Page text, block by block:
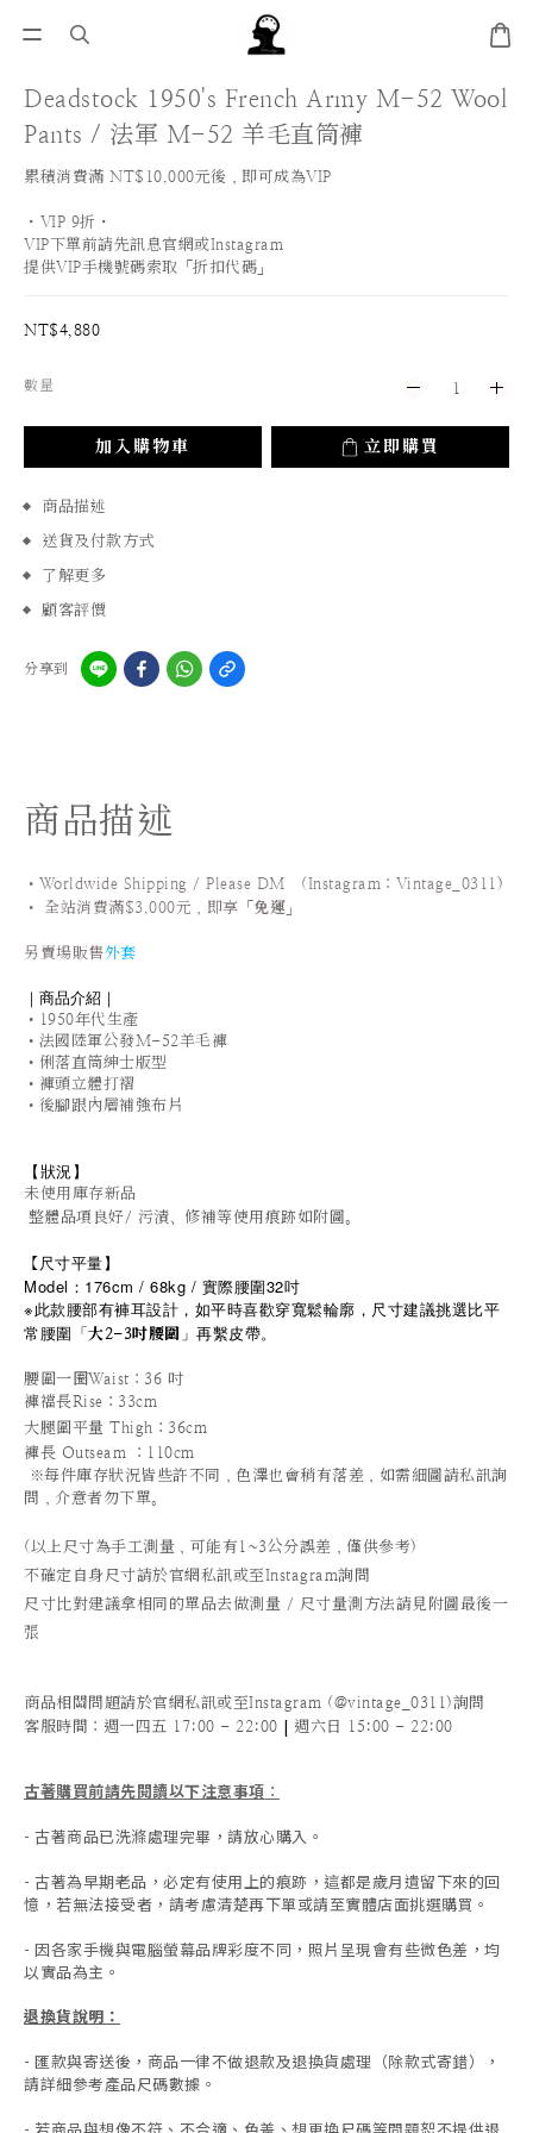
Deadstock 1950's French Army M-52 Wool
Pants / 法軍 M-52 羊毛直筒褲
累積消費滿 NT$10,000元後，即可成為VIP
・VIP 9折・
VIP下單前請先訊息官網或Instagram
提供VIP手機號碼索取「折扣代碼」
NT$4,880
數量
加入購物車 立即購買
商品描述
送貨及付款方式
了解更多
顧客評價
分享到
商品描述
•Worldwide Shipping / Please DM (Instagram：Vintage_0311 )
•
全站消費滿$3,000元，即享「 免運 」
另賣場販售外套
｜商品介紹｜
•1950年代生產
•法國陸軍公發M-52羊毛褲
•俐落直筒紳士版型
•褲頭立體打褶
•後腳跟內層補強布片
【狀況】
未使用庫存新品
整體品項良好/ 污漬、修補等使用痕跡如附圖。
【 尺寸平量】
Model：176cm / 68kg / 實際腰圍32吋
※此款腰部有褲耳設計，如平時喜歡穿寬鬆輪廓 ， 尺寸建議挑選比平
常腰圍「大2-3吋腰圍 」再繫皮帶。
腰圍一圈Waist：36 吋
褲襠長Rise ：33cm
大腿圍平量 Thigh：36cm
褲長 Outseam ：110cm
※每件庫存狀況皆些許不同 ， 色澤也會稍有落差，如需細圖請私訊詢
問，介意者勿下單。
(以上尺寸為手工測量，可能有1~3公分誤差，僅供參考)
不確定自身尺寸請於官網私訊或至Instagram詢問
尺寸比對建議拿相同的單品去做測量 / 尺寸量測方法請見附圖最後一
張
商品相關問題請於官網私訊或至Instagram (@vintage_0311)詢問
客服時間 ：週一四五 17:00 - 22:00 | 週六日 15:00 - 22:00
古著購買前請先閱讀以下注意事項 ：
- 古著商品已洗滌處理完畢，請放心購入。
- 古著為早期老品，必定有使用上的痕跡，這都是歲月遺留下來的回
憶，若無法接受者，請考慮清楚再下單或請至實體店面挑選購買。
- 因各家手機與電腦螢幕品牌彩度不同，照片呈現會有些微色差，均
以實品為主。
退換貨說明：
- 匯款與寄送後，商品一律不做退款及退換貨處理（除款式寄錯），
請詳細參考產品尺碼數據 。